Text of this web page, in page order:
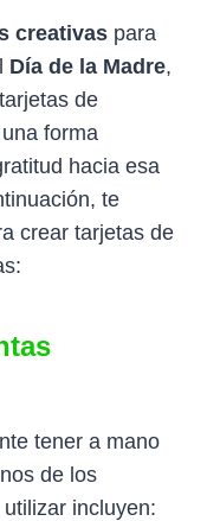
creativas para
Día de la Madre,
de
forma
hacia esa
te
crear tarjetas de
tener a mano
de los
incluyen: